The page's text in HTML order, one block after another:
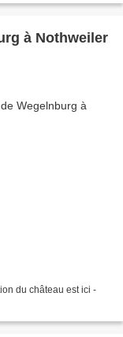
à Nothweiler
du château est ici -